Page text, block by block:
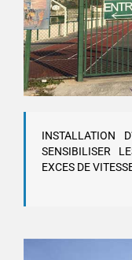
INSTALLATION
SENSIBILISER
EXCES DE